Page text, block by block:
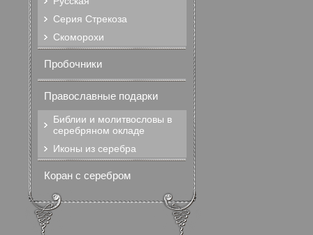
Серия Стрекоза
Скоморохи
Пробочники
Православные подарки
Библии и молитвословы в
серебряном окладе
Иконы из серебра
Коран с серебром